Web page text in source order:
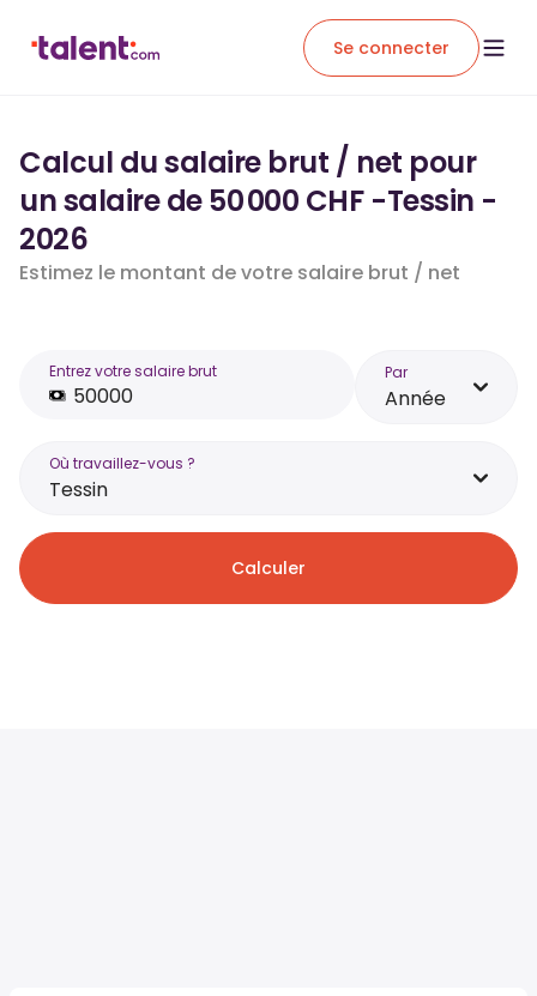
Se connecter
Calcul du salaire brut / net pour
un salaire de 50 000 CHF -Tessin -
2026
Estimez le montant de votre salaire brut / net
Entrez votre salaire brut Par
Année
Où travaillez-vous ?
Tessin
Calculer